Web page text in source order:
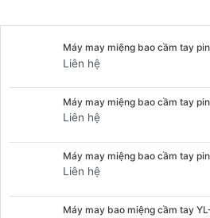
Máy may miệng bao cầm tay
Liên hệ
Máy may miệng bao cầm tay
Liên hệ
Máy may miệng bao cầm tay
Liên hệ
Máy may bao miệng cầm tay